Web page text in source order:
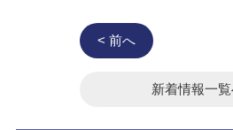
< 前へ
新着情報一